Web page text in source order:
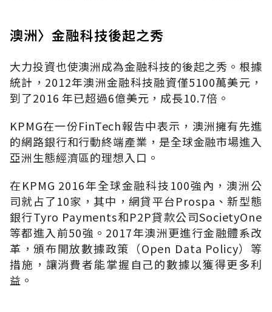
澳洲〉金融科技後起之秀
大力投資也使澳洲成為金融科技的後起之秀。根據
統計，2012年澳洲金融科技融資僅5100萬美元，
到了2016 年已超過6億美元，成長10.7倍。
KPMG在一份FinTech報告中表示，澳洲擁有先進
的網路銀行和行動終端產業，是全球金融市場進入
亞洲生態經濟區的理想入口。
在KPMG 2016年全球金融科技100強內，澳洲公
司就占了10家，其中，網貸平台Prospa、新型態
銀行Tyro Payments和P2P貸款公司SocietyOne
等都進入前50強。2017年澳洲更進行金融體系改
革，頒布開放數據政策（Open Data Policy）等
措施，讓消費者能掌握自己的數據以獲得更多利
益。